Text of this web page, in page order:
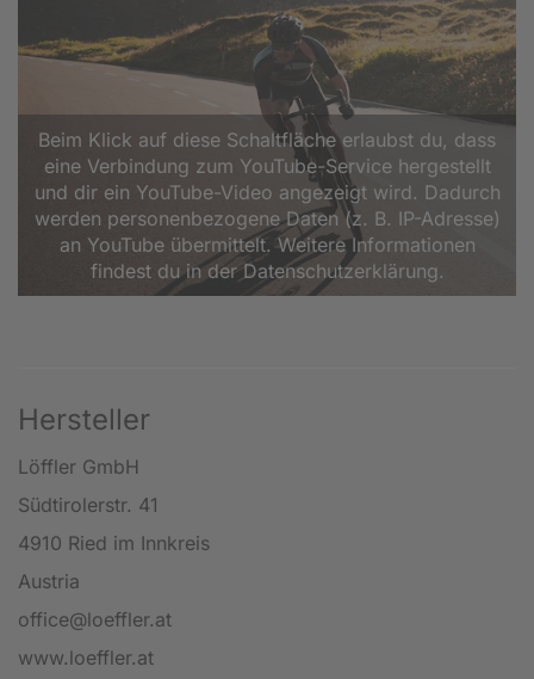
Beim Klick auf diese Schaltfläche erlaubst du, dass
eine Verbindung zum YouTube-Service hergestellt
und dir ein YouTube-Video angezeigt wird. Dadurch
werden personenbezogene Daten (z. B. IP-Adresse)
an YouTube übermittelt. Weitere Informationen
findest du in der Datenschutzerklärung.
Hersteller
Löffler GmbH
Südtirolerstr. 41
4910 Ried im Innkreis
Austria
office@loeffler.at
www.loeffler.at